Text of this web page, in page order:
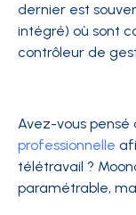
dernier est
intégré) où sont
contrôleur de
Avez-vous pensé
professionnelle
télétravail ?
paramétrable,